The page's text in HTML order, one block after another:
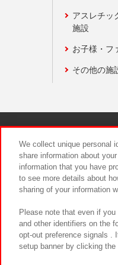
アスレチッ
施設
お子様・フ
その他の施
We collect unique personal
share information about
information that you have
to see more details about
sharing of your information
Please note that even if
and other identifiers on the
opt-out preference signals .
setup banner by clicking